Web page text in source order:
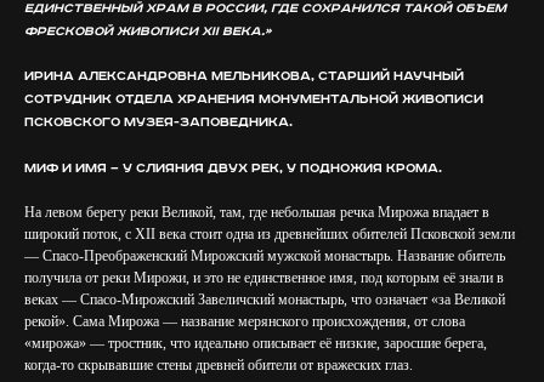
единственный храм в России, где сохранился такой объем
фресковой живописи XII века.»
Ирина Александровна Мельникова, старший научный
сотрудник отдела хранения монументальной живописи
Псковского музея-заповедника.
Миф и имя — у слияния двух рек, у подножия крома.
На левом берегу реки Великой, там, где небольшая речка Мирожа впадает в
широкий поток, с XII века стоит одна из древнейших обителей Псковской земли
— Спасо-Преображенский Мирожский мужской монастырь. Название обитель
получила от реки Мирожи, и это не единственное имя, под которым её знали в
веках — Спасо-Мирожский Завеличский монастырь, что означает «за Великой
рекой». Сама Мирожа — название мерянского происхождения, от слова
«мирожа» — тростник, что идеально описывает её низкие, заросшие берега,
когда-то скрывавшие стены древней обители от вражеских глаз.